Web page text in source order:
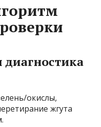
диагностика
окислы,
жгута